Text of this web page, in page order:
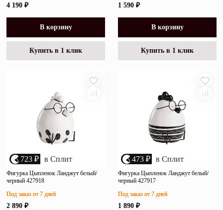
4 190 ₽
В корзину
Купить в 1 клик
1 590 ₽
В корзину
Купить в 1 клик
723 ₽ в Сплит
Фигурка Цыпленок Ланджут белый/
черный 427918
2 890 ₽
Под заказ от 7 дней
473 ₽ в Сплит
Фигурка Цыпленок Ланджут белый/
черный 427917
1 890 ₽
Под заказ от 7 дней